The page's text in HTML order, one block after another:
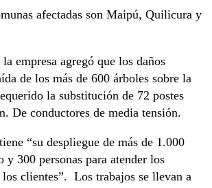
afectadas son Maipú, Quilicura y
empresa agregó que los daños
de los más de 600 árboles sobre la
la substitución de 72 postes
De conductores de media tensión.
“su despliegue de más de 1.000
y 300 personas para atender los
clientes”. Los trabajos se llevan a